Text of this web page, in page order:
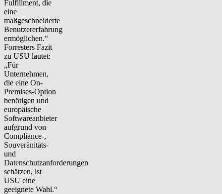
Fulfillment, die
eine
maßgeschneiderte
Benutzererfahrung
ermöglichen.“
Forresters Fazit
zu USU lautet:
„Für
Unternehmen,
die eine On-
Premises-Option
benötigen und
europäische
Softwareanbieter
aufgrund von
Compliance-,
Souveränitäts-
und
Datenschutzanforderungen
schätzen, ist
USU eine
geeignete Wahl.“